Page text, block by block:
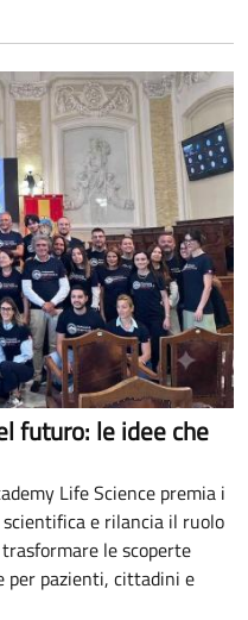
futuro: le idee che
Life Science premia i
e rilancia il ruolo
le scoperte
per pazienti, cittadini e